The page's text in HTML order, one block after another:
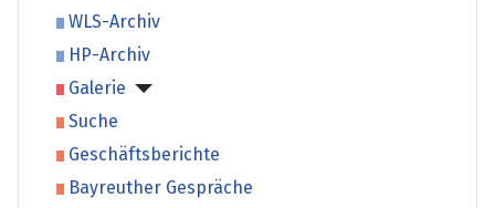
WLS-Archiv
HP-Archiv
Galerie
Suche
Geschäftsberichte
Bayreuther Gespräche